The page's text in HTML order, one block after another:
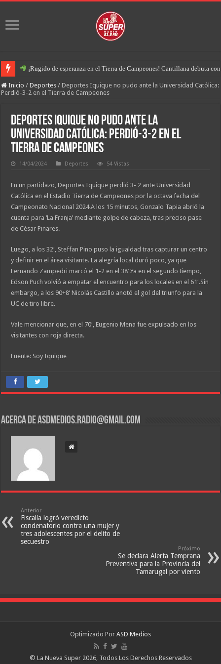
¡Rugido de esperanza en el Tierra de Campeones! Cantillana debuta
Inicio / Deportes / Deportes Iquique no pudo ante la Universidad Católica:
Perdió-3-2 en el Tierra de Campeones
Deportes Iquique no pudo ante la
Universidad Católica: Perdió-3-2 en el
Tierra de Campeones
14/04/2024 Deportes 54 Vistas
En un partidazo, Deportes Iquique perdió 3- 2 ante Universidad
Católica en el Estadio Tierra de Campeones por la octava fecha del
Campeonato Nacional 2024.A los 15 minutos, Gonzalo Tapia abrió la
cuenta para ‘La Franja’ mediante golpe de cabeza, tras preciso pase
de César Pinares.
Luego, a los 32′, Steffan Pino puso la igualdad tras capturar un centro
y definir en el área visitante. La alegría local duró poco, ya que
Fernando Zampedri marcó el 1-2 en el 38′.Ya en el segundo tiempo,
Edson Puch volvió a empatar el encuentro para los locales en el 61′.Sin
embargo, a los 90+8’ Nicolás Castillo anotó el gol del triunfo para la
UC de tiro libre.
Vale mencionar que, en el 70′, Eugenio Mena fue expulsado en los
visitantes con roja directa.
Fuente: Soy Iquique
Acerca de asdmedios.radio@gmail.com
Anterior
Fiscalía logró veredicto
condenatorio contra una mujer y
tres adolescentes por el delito de
secuestro
Próximo
Se declara Alerta Temprana
Preventiva para la Provincia del
Tamarugal por viento
Optimizado Por ASD Medios
© La Nueva Super 2026, Todos Los Derechos Reservados